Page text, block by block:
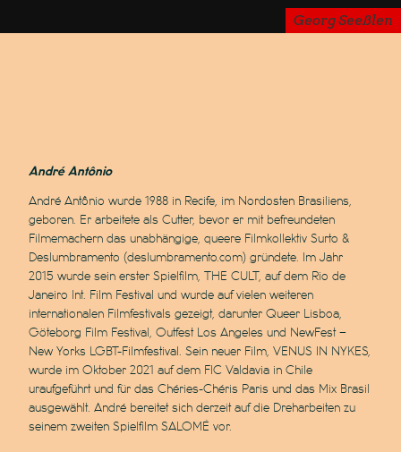
Georg Seeßlen
André Antônio
André Antônio wurde 1988 in Recife, im Nordosten Brasiliens,
geboren. Er arbeitete als Cutter, bevor er mit befreundeten
Filmemachern das unabhängige, queere Filmkollektiv Surto &
Deslumbramento (deslumbramento.com) gründete. Im Jahr
2015 wurde sein erster Spielfilm, THE CULT, auf dem Rio de
Janeiro Int. Film Festival und wurde auf vielen weiteren
internationalen Filmfestivals gezeigt, darunter Queer Lisboa,
Göteborg Film Festival, Outfest Los Angeles und NewFest –
New Yorks LGBT-Filmfestival. Sein neuer Film, VENUS IN NYKES,
wurde im Oktober 2021 auf dem FIC Valdavia in Chile
uraufgeführt und für das Chéries-Chéris Paris und das Mix Brasil
ausgewählt. André bereitet sich derzeit auf die Dreharbeiten zu
seinem zweiten Spielfilm SALOMÉ vor.